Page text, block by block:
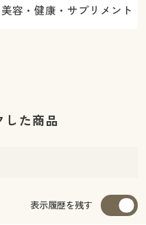
美容・健康・サプリメント
した商品
表示履歴を残す